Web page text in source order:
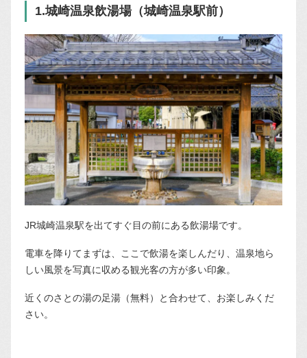
1.城崎温泉飲湯場（城崎温泉駅前）
JR城崎温泉駅を出てすぐ目の前にある飲湯場です。
電車を降りてまずは、ここで飲湯を楽しんだり、温泉地ら
しい風景を写真に収める観光客の方が多い印象。
近くのさとの湯の足湯（無料）と合わせて、お楽しみくだ
さい。